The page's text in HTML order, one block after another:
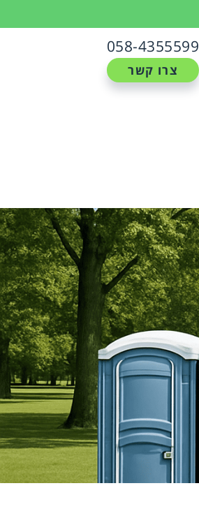
058-4355599
צרו קשר